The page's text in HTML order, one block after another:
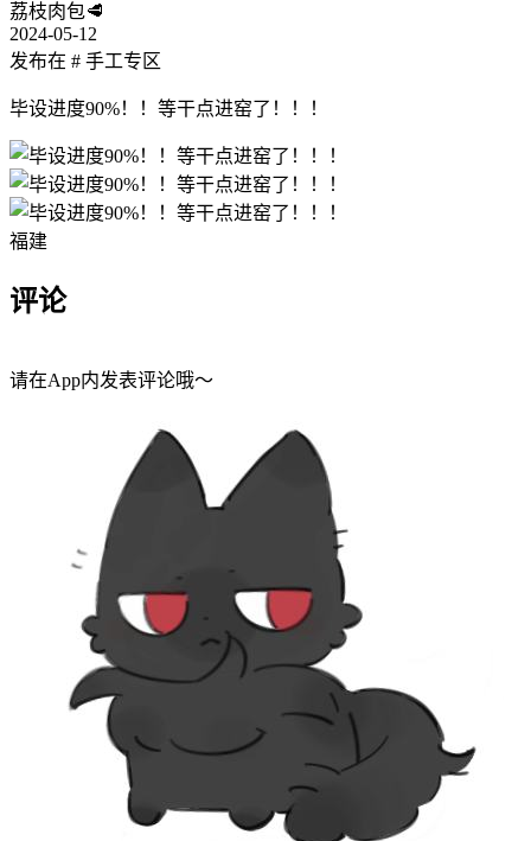
荔枝肉包🥩
2024-05-12
发布在 # 手工专区
毕设进度90%！！等干点进窑了！！！
福建
评论
请在App内发表评论哦～